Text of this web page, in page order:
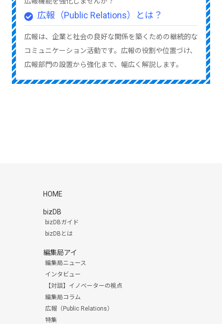
広報（Public Relations）とは？
広報は、企業と社会の良好な関係を築くための継続的な
コミュニケーション活動です。広報の役割や位置づけ、
広報部門の設置から強化まで、幅広く解説します。
HOME
bizDB
bizDBガイド
bizDBとは
編集局アイ
編集局ニュース
インタビュー
【対談】イノベーターの視点
編集局コラム
広報（Public Relations）
特集